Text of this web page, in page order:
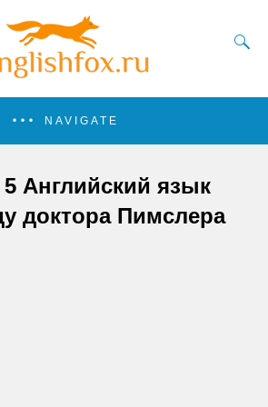
NAVIGATE
Английский язык
доктора Пимслера